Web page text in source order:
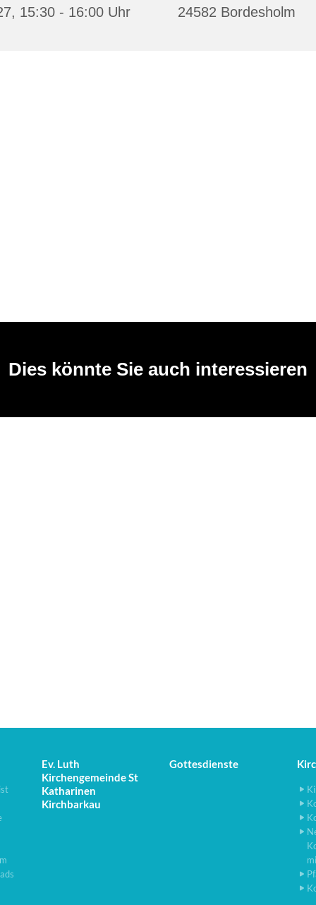
15:30 - 16:00 Uhr
24582 Bordesholm
Dies könnte Sie auch interessieren
Ev. Luth
Kirchengemeinde St
Katharinen
Kirchbarkau
Gottesdienste